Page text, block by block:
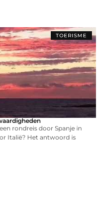
TOERISME
rondreis door Spanje in
Italië? Het antwoord is